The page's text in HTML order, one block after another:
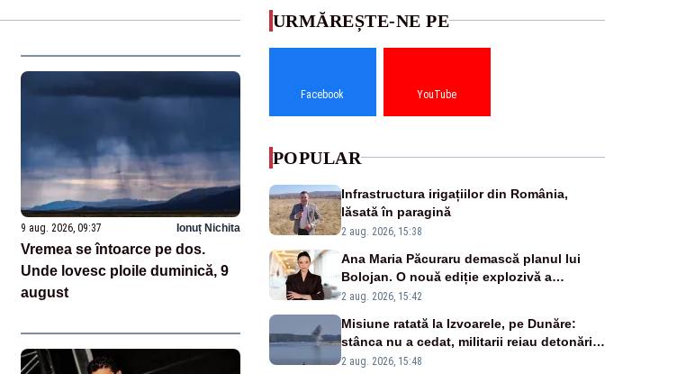
9 aug. 2026, 09:37 Ionuț Nichita
Vremea se întoarce pe dos.
Unde lovesc ploile duminică, 9
august
URMĂREȘTE-NE PE
Facebook YouTube
POPULAR
Infrastructura irigațiilor din România,
lăsată în paragină
2 aug. 2026, 15:38
Ana Maria Păcuraru demască planul lui
Bolojan. O nouă ediție explozivă a
emisiunii „Miza Zilei” la Realitatea PLUS
2 aug. 2026, 15:42
Misiune ratată la Izvoarele, pe Dunăre:
stânca nu a cedat, militarii reiau detonările
luni – VIDEO
2 aug. 2026, 15:48